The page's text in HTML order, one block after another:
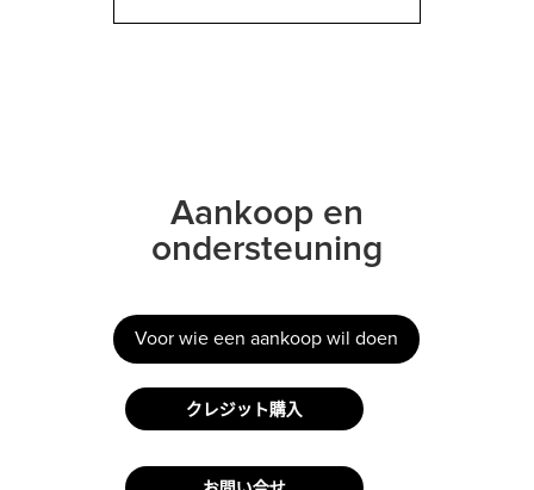
Aankoop en
ondersteuning
Voor wie een aankoop wil doen